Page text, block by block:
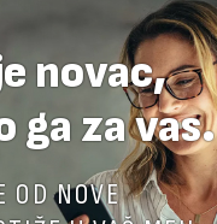
novac,
ga za vas.
OD NOVE